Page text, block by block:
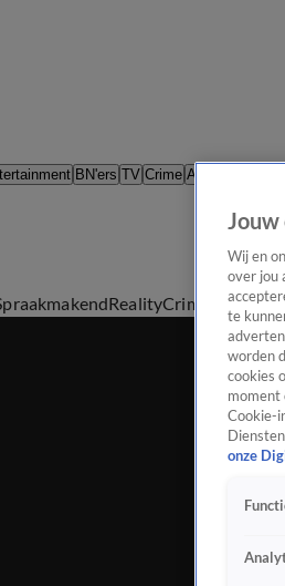
BN'ers TV Crime Algemeen
RealityCrime Video's
Wij en
over jou
te
worden
cookies
moment
Cookie-
onze